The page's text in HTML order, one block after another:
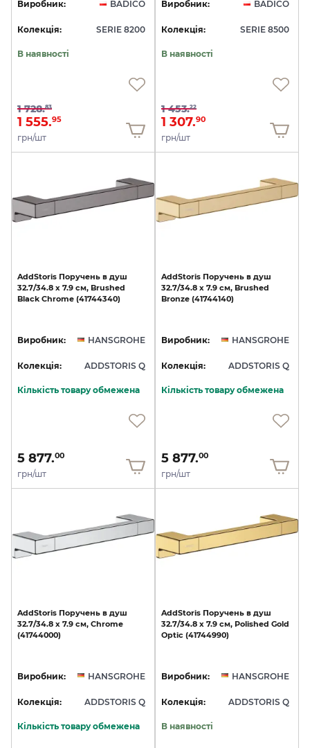
Виробник: BADICO
Колекція: SERIE 8200
В наявності
1 728.83
1 555.95
грн/шт
Виробник: BADICO
Колекція: SERIE 8500
В наявності
1 453.22
1 307.90
грн/шт
AddStoris Поручень в душ
32.7/34.8 x 7.9 см, Brushed
Black Chrome (41744340)
Виробник: HANSGROHE
Колекція: ADDSTORIS Q
Кількість товару обмежена
5 877.00
грн/шт
AddStoris Поручень в душ
32.7/34.8 x 7.9 см, Brushed
Bronze (41744140)
Виробник: HANSGROHE
Колекція: ADDSTORIS Q
Кількість товару обмежена
5 877.00
грн/шт
AddStoris Поручень в душ
32.7/34.8 x 7.9 см, Chrome
(41744000)
Виробник: HANSGROHE
Колекція: ADDSTORIS Q
Кількість товару обмежена
AddStoris Поручень в душ
32.7/34.8 x 7.9 см, Polished Gold
Optic (41744990)
Виробник: HANSGROHE
Колекція: ADDSTORIS Q
В наявності